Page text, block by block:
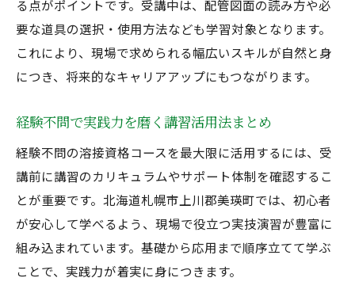
る点がポイントです。受講中は、配管図面の読み方や必
要な道具の選択・使用方法なども学習対象となります。
これにより、現場で求められる幅広いスキルが自然と身
につき、将来的なキャリアアップにもつながります。
経験不問で実践力を磨く講習活用法まとめ
経験不問の溶接資格コースを最大限に活用するには、受
講前に講習のカリキュラムやサポート体制を確認するこ
とが重要です。北海道札幌市上川郡美瑛町では、初心者
が安心して学べるよう、現場で役立つ実技演習が豊富に
組み込まれています。基礎から応用まで順序立てて学ぶ
ことで、実践力が着実に身につきます。